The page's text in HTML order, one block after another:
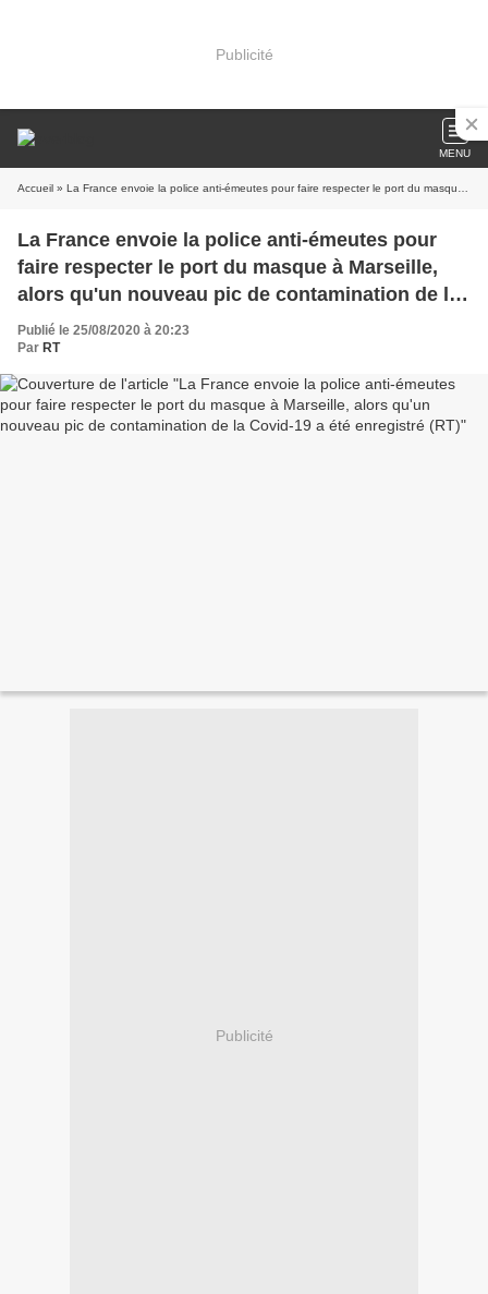
Publicité
MENU
Accueil » La France envoie la police anti-émeutes pour faire respecter le port du masque à Marseille, alors qu'un nouveau pic de contamination de la Covid-19 a été enregistré (RT)
La France envoie la police anti-émeutes pour
faire respecter le port du masque à Marseille,
alors qu'un nouveau pic de contamination de la
Publié le 25/08/2020 à 20:23
Par RT
Publicité